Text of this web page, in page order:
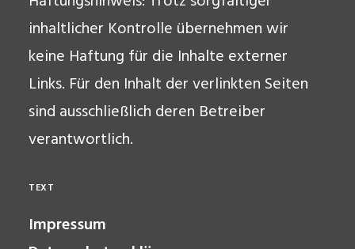
inhaltlicher Kontrolle übernehmen wir
keine Haftung für die Inhalte externer
Links. Für den Inhalt der verlinkten Seiten
sind ausschließlich deren Betreiber
verantwortlich.
TEXT
Impressum